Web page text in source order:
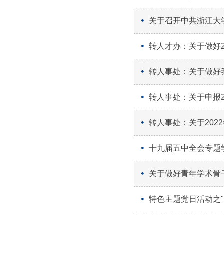
关于召开中共浙江
转人才办：关于做好
转人事处：关于做
转人事处：关于申
转人事处：关于
十九届五中全会专题
关于做好青年学术
特色主题党日活动